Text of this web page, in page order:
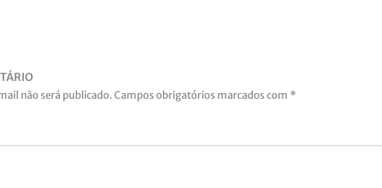
não será publicado.Campos obrigatórios marcados com *